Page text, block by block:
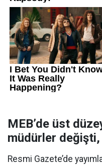
MEB’de üst
müdürler
Resmi Gazete’de